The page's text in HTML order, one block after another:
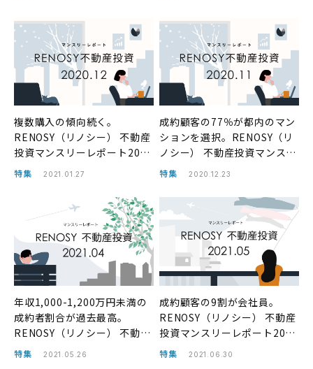
複数購入の傾向続く。
RENOSY（リノシー） 不動産
投資マンスリーレポート2020
年12月
特集 2021.01.27
成約顧客の77％が都内のマン
ションを選択。RENOSY（リ
ノシー） 不動産投資マンスリ
ーレポート2020年11月
特集 2020.12.23
年収1,000-1,200万円未満の
成約者割合が過去最高。
RENOSY（リノシー） 不動産
投資マンスリーレポート2021
特集 2021.05.26
成約顧客の9割が会社員。
RENOSY（リノシー） 不動産
投資マンスリーレポート2021
年5月
特集 2021.06.30